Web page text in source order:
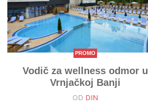
PROMO
Vodič za wellness odmor u
Vrnjačkoj Banji
OD DIN